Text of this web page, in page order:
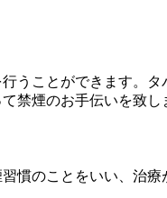
うことができます。
禁煙のお手伝いを致し
慣のことをいい、治